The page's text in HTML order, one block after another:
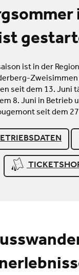
ist in der
seit dem 13. Juni
8. Juni in Betrieb
seit dem